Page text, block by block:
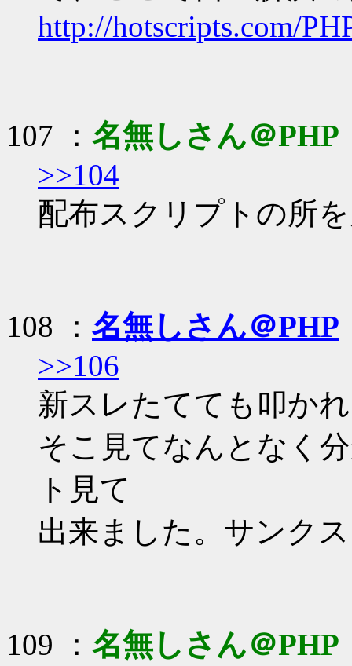
http://hotscripts.com/
107 ： 名無しさん＠PHP
>>104
配布スクリプトの所
108 ： 名無しさん＠PHP
>>106
新スレたてても叩か
そこ見てなんとなく
ト見て
出来ました。サンク
109 ： 名無しさん＠PHP